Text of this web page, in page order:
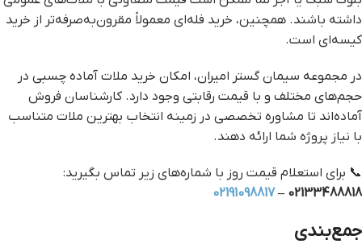
داشته باشند. همچنین، خرید فله‌ای معمولاً مقرون‌به‌صرفه‌تر از خرید
کیسه‌ای است.
در مجموعه سیمان گستر امیران، امکان خرید ملات آماده چسبی در
حجم‌های مختلف و با قیمت رقابتی وجود دارد. کارشناسان فروش
آماده‌اند تا مشاوره تخصصی در زمینه انتخاب بهترین ملات متناسب
با نیاز پروژه شما ارائه دهند.
📞 برای استعلام قیمت روز با شماره‌های زیر تماس بگیرید:
02133488818 –
02191098817
جمع‌بندی